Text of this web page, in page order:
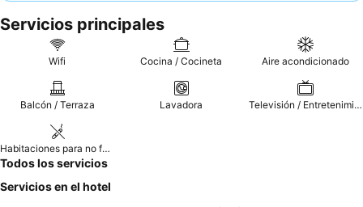
acogedoradel personal y aprecian la constante provisión de
café y cruasanes para el desayuno. Para una estancia más
tranquila, considere solicitar una habitación que no dé a la calle.
Servicios principales
Wifi Cocina / Cocineta Aire acondicionado
Balcón / Terraza Lavadora Televisión / Entretenimiento
Habitaciones para no fumadores
Todos los servicios
Servicios en el hotel